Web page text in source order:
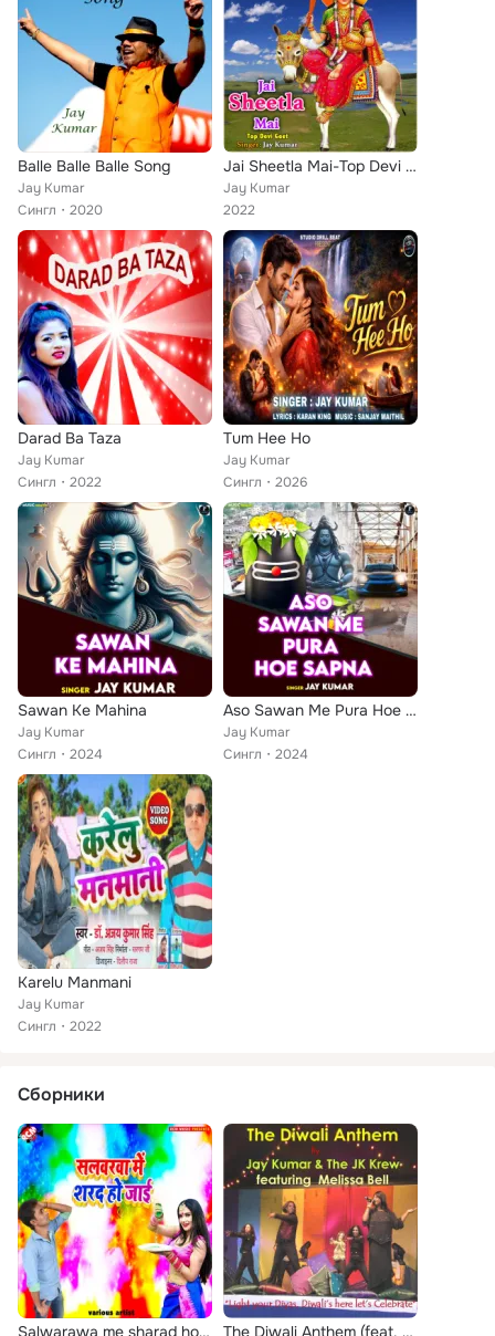
Balle Balle Balle Song
Jay Kumar
Сингл
2020
Jai Sheetla Mai-Top Devi Geet
Jay Kumar
2022
Darad Ba Taza
Jay Kumar
Сингл
2022
Tum Hee Ho
Jay Kumar
Сингл
2026
Sawan Ke Mahina
Jay Kumar
Сингл
2024
Aso Sawan Me Pura Hoe Sapna
Jay Kumar
Сингл
2024
Karelu Manmani
Jay Kumar
Сингл
2022
Сборники
Salwarawa me sharad ho jai The Diwali Anthem (feat. Melissa Bell)